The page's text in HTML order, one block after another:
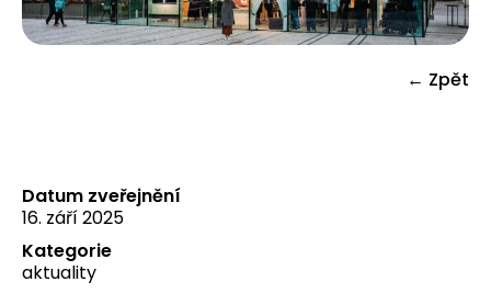
← Zpět
Datum zveřejnění
16. září 2025
Kategorie
aktuality